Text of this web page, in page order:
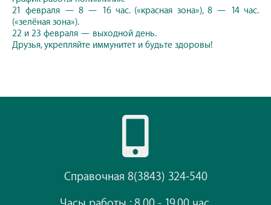
21 февраля — 8 — 16 час. («красная зона»), 8 — 14 час.
(«зелёная зона»).
22 и 23 февраля — выходной день.
Друзья, укрепляйте иммунитет и будьте здоровы!
Справочная 8(3843) 324-540